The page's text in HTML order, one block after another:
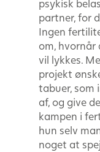
psykisk
partner, for
Ingen
om, hvornår
vil lykkes.
projekt
tabuer,
af, og give
kampen i
hun selv
noget at